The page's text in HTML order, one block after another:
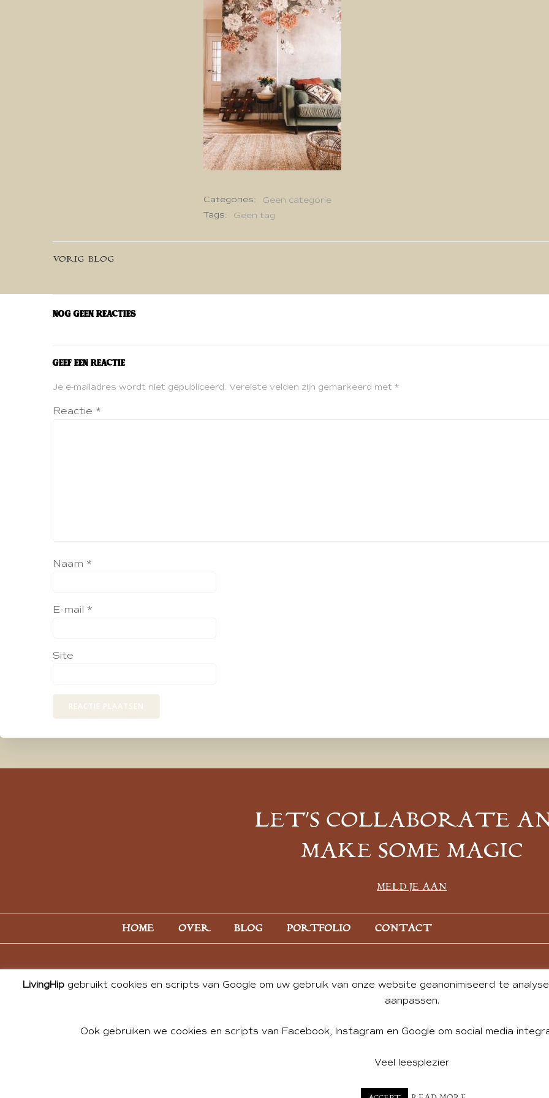
Categories:
Geen categorie
Tags:
Geen tag
Bericht
navigatie
VORIG BLOG
Nog geen reacties
Geef een reactie
Je e-mailadres wordt niet gepubliceerd. Vereiste velden zijn gemarkeerd met *
Reactie *
Naam *
E-mail *
Site
LET’S COLLABORATE
MAKE SOME MAGIC
MELD JE AAN
HOME OVER BLOG PORTFOLIO CONTACT
© 2026 ALL PHOTOS & CONTENT BY ANDREA DE GROOT. WEBSITE DESIGN BY
LivingHip gebruikt cookies en scripts van Google om uw gebruik van onze website geanonimiseerd te
aanpassen.
Ook gebruiken we cookies en scripts van Facebook, Instagram en Google om social media
Veel leesplezier